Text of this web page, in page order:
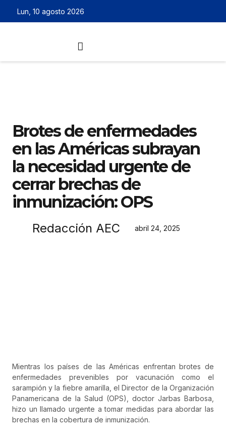
Lun, 10 agosto 2026
Brotes de enfermedades
en las Américas subrayan
la necesidad urgente de
cerrar brechas de
inmunización: OPS
Redacción AEC abril 24, 2025
Mientras los países de las Américas enfrentan brotes de
enfermedades prevenibles por vacunación como el
sarampión y la fiebre amarilla, el Director de la Organización
Panamericana de la Salud (OPS), doctor Jarbas Barbosa,
hizo un llamado urgente a tomar medidas para abordar las
brechas en la cobertura de inmunización.